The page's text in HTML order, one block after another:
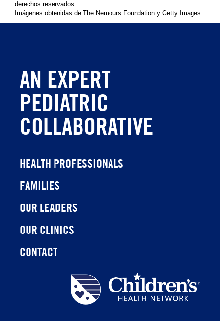
derechos reservados.
Imágenes obtenidas de The Nemours Foundation y Getty Images.
AN EXPERT
PEDIATRIC
COLLABORATIVE
HEALTH PROFESSIONALS
FAMILIES
OUR LEADERS
OUR CLINICS
CONTACT